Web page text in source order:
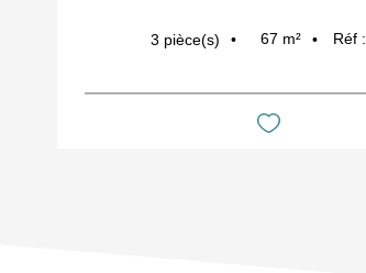
3 pièce(s) 67 m² Réf :